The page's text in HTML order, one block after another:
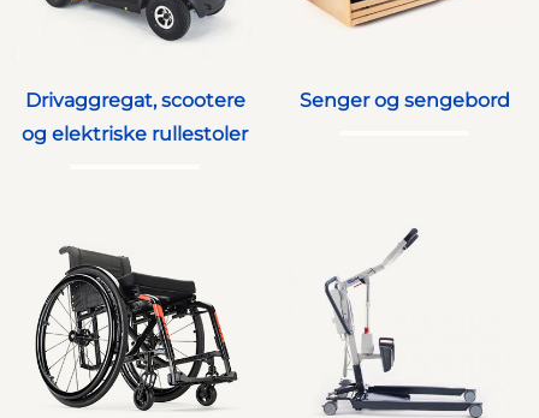
Drivaggregat, scootere
og elektriske rullestoler
Senger og sengebord